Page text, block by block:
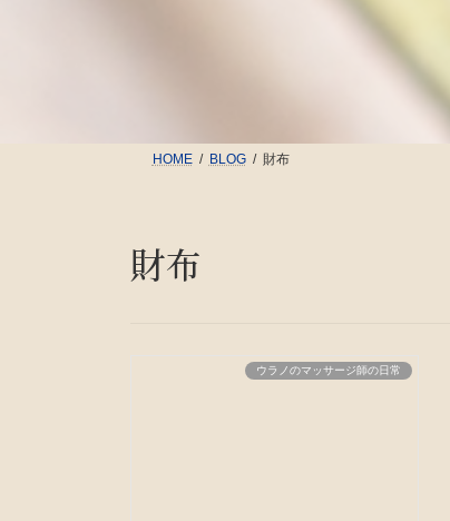
HOME BLOG 財布
財布
ウラノのマッサージ師の日常